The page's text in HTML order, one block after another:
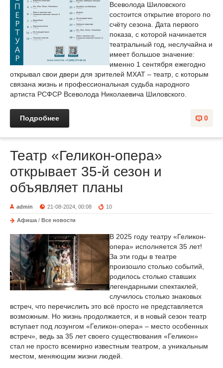
Всеволода Шиловского
состоится открытие второго по
счёту сезона. Дата первого
показа, с которой начинается
театральный год, неслучайна и
имеет большое значение:
именно 1 сентября ежегодно
открывал свои двери для зрителей МХАТ – театр, с которым
связана жизнь и профессиональная судьба народного
артиста РСФСР Всеволода Николаевича Шиловского.
0
Подробнее
Театр «Геликон-опера»
открывает 35-й сезон и
объявляет планы
admin 21-08-2024, 00:08 10
Афиша / Все новости
В 2025 году театру «Геликон-
опера» исполняется 35 лет!
За эти годы в театре
произошло столько событий,
родилось столько ставших
легендарными спектаклей,
случилось столько знаковых
встреч, что перечислить это всё просто не представляется
возможным. Но жизнь продолжается, и в новый сезон театр
вступает под лозунгом «Геликон-опера» – место особенных
встреч», ведь за 35 лет своего существования «Геликон»
стал не просто всемирно известным театром, а уникальным
местом, меняющим жизни людей.